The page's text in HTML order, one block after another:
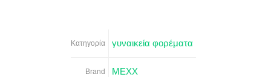
Κατηγορία γυναικεία φορέματα
Brand MEXX